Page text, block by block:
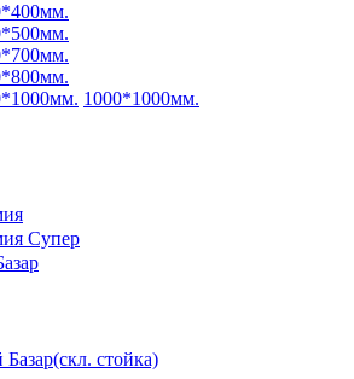
1000*1000мм.
Супер
стойка)